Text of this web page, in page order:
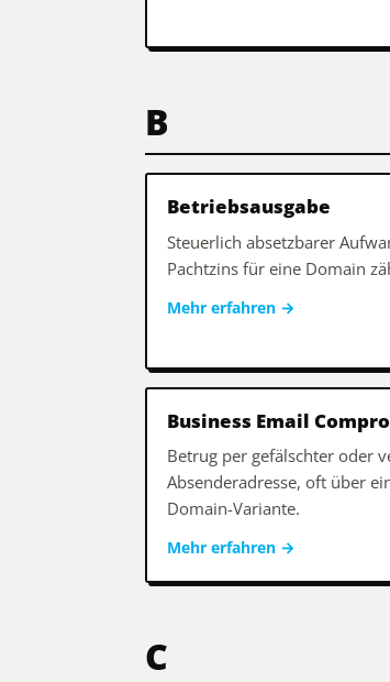
B
Betriebsausgabe
Steuerlich absetzbarer
Pachtzins für eine Domain
Mehr erfahren →
Business Email
Betrug per gefälschter oder
Absenderadresse, oft über
Domain-Variante.
Mehr erfahren →
C